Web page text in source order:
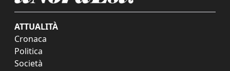
ATTUALITÀ
Cronaca
Politica
Società